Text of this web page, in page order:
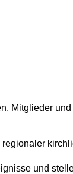
Mitglieder
und